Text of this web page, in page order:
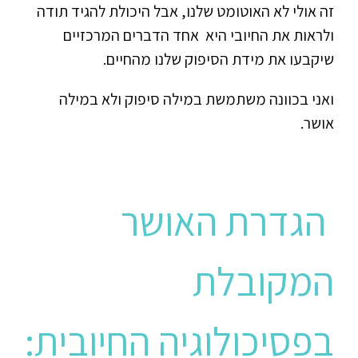
זה אולי לא האוטומט שלנו, אבל היכולת להגיד תודה
ולראות את החיובי היא אחד הדברים המרכזיים
שיקבעו את מידת הסיפוק שלנו מהחיים.
ואני בכוונה משתמשת במילה סיפוק ולא במילה
אושר.
הגדרת האושר
המקובלת
בפסיכולוגיה החיובית: